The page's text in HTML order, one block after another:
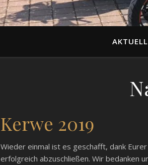
Kerwe 2019
Wieder einmal ist es geschafft, dank
erfolgreich abzuschließen. Wir bedanken